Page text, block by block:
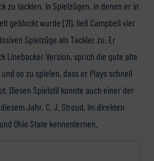
zu tacklen. In Spielzügen, in denen er in
geblockt wurde (21), ließ Campbell vier
Spielzüge als Tackler zu. Er
Linebacker Version, sprich die gute alte
so zu spielen, dass er Plays schnell
Diesen Spielstil konnte auch einer der
Jahr, C. J. Stroud, im direkten
Ohio State kennenlernen.